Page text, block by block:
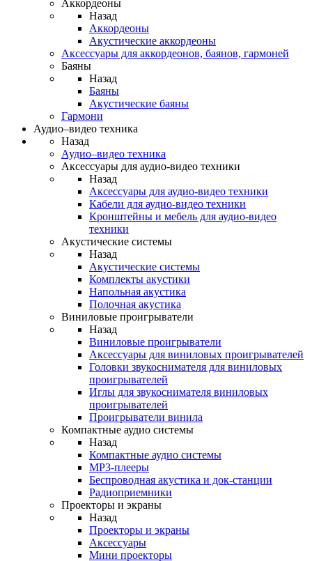
Аккордеоны
Назад
Аккордеоны
Акустические аккордеоны
Аксессуары для аккордеонов, баянов, гармоней
Баяны
Назад
Баяны
Акустические баяны
Гармони
Аудио–видео техника
Назад
Аудио–видео техника
Аксессуары для аудио-видео техники
Назад
Аксессуары для аудио-видео техники
Кабели для аудио-видео техники
Кронштейны и мебель для аудио-видео
техники
Акустические системы
Назад
Акустические системы
Комплекты акустики
Напольная акустика
Полочная акустика
Виниловые проигрыватели
Назад
Виниловые проигрыватели
Аксессуары для виниловых проигрывателей
Головки звукоснимателя для виниловых
проигрывателей
Иглы для звукоснимателя виниловых
проигрывателей
Проигрыватели винила
Компактные аудио системы
Назад
Компактные аудио системы
MP3-плееры
Беспроводная акустика и док-станции
Радиоприемники
Проекторы и экраны
Назад
Проекторы и экраны
Аксессуары
Мини проекторы